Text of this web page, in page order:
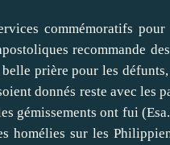
commémoratifs pour
recommande des
belle prière pour les défunts
donnés reste avec les
gémissements ont fui (Esa.
homélies sur les